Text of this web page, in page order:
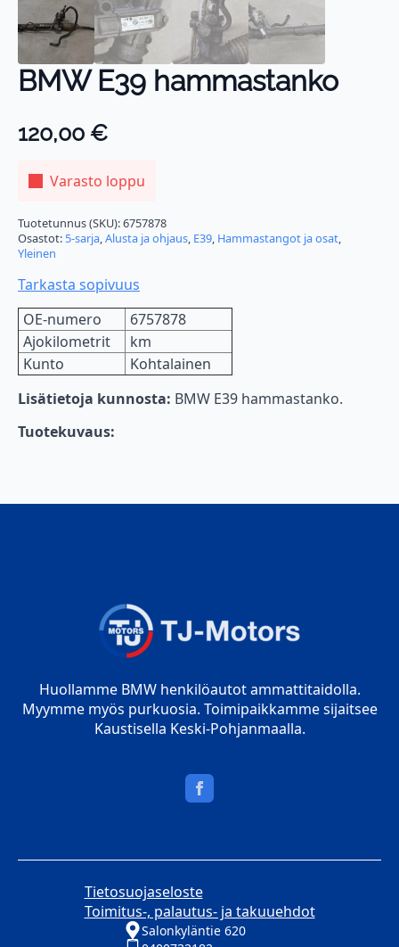
BMW E39 hammastanko
120,00 €
Varasto loppu
Tuotetunnus (SKU):6757878
Osastot: 5-sarja,Alusta ja ohjaus, E39, Hammastangot ja osat,
Yleinen
Tarkasta sopivuus
OE-numero
6757878
Ajokilometrit
km
Kunto
Kohtalainen
Lisätietoja kunnosta: BMW E39 hammastanko.
Tuotekuvaus:
Huollamme BMW henkilöautot ammattitaidolla.
Myymme myös purkuosia. Toimipaikkamme sijaitsee
Kaustisella Keski-Pohjanmaalla.
Tietosuojaseloste
Toimitus-, palautus- ja takuuehdot
Salonkyläntie 620